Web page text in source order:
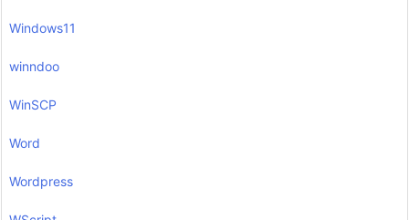
Windows11
winndoo
WinSCP
Word
Wordpress